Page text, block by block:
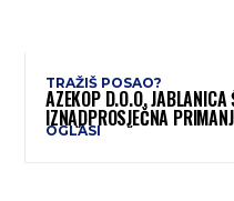
TRAŽIŠ POSAO?
AZEKOP D.O.O.
IZNADPROSJEČNA
TRAŽI SE VIŠE RADNIKA
OGLASI